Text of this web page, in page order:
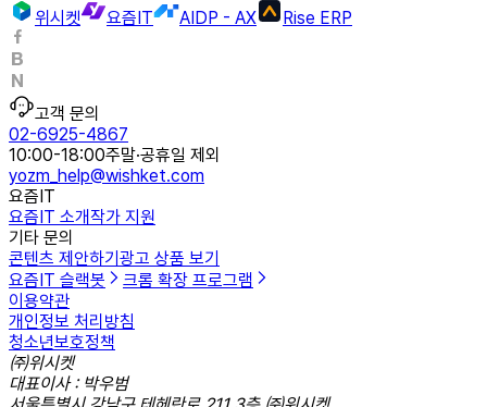
위시켓
요즘IT AIDP - AX Rise ERP
고객 문의
02-6925-4867
10:00-18:00주말·공휴일 제외
yozm_help@wishket.com
요즘IT
요즘IT 소개작가 지원
기타 문의
콘텐츠 제안하기 광고 상품 보기
요즘IT 슬랙봇
크롬 확장 프로그램
이용약관
개인정보 처리방침
청소년보호정책
㈜위시켓
대표이사 : 박우범